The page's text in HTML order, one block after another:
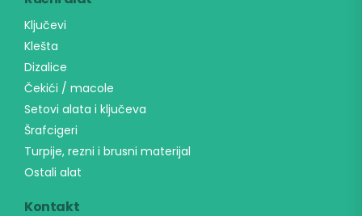
Ključevi
Klešta
Dizalice
Čekići / macole
Setovi alata i ključeva
Šrafcigeri
Turpije, rezni i brusni materijal
Ostali alat
Kontakt